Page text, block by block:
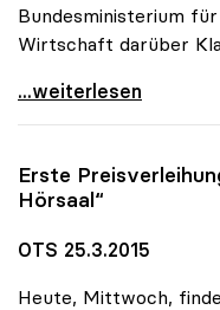
Bundesministerium
Wirtschaft darüber
uniko: Rätselraten
...weiterlesen
Erste
Hörsaal“
OTS 25.3.2015
Heute, Mittwoch,